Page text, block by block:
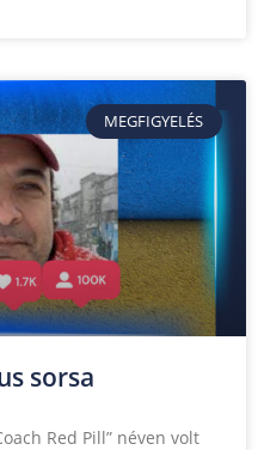
MEGFIGYELÉS
sorsa
Red Pill” néven volt